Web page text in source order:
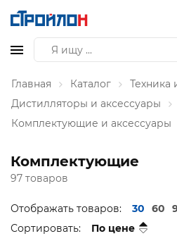
Главная Каталог
Техника
Дистилляторы и аксессуары
Комплектующие и аксессуары
Комплектующие
97 товаров
Отображать товаров: 30 60
Сортировать:
По цене